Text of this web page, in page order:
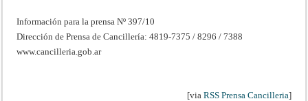
Información para la prensa Nº 397/10
Dirección de Prensa de Cancillería: 4819-7375 / 8296 / 7388
www.cancilleria.gob.ar
[via RSS Prensa Cancilleria]